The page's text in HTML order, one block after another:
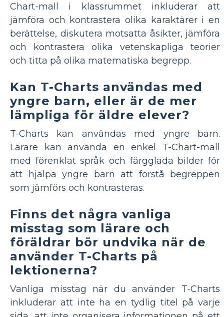
Chart-mall i klassrummet inkluderar att
jämföra och kontrastera olika karaktärer i en
berättelse, diskutera motsatta åsikter, jämföra
och kontrastera olika vetenskapliga teorier
och titta på olika matematiska begrepp.
Kan T-Charts användas med
yngre barn, eller är de mer
lämpliga för äldre elever?
T-Charts kan användas med yngre barn.
Lärare kan använda en enkel T-Chart-mall
med förenklat språk och färgglada bilder för
att hjälpa yngre barn att förstå begreppen
som jämförs och kontrasteras.
Finns det några vanliga
misstag som lärare och
föräldrar bör undvika när de
använder T-Charts på
lektionerna?
Vanliga misstag när du använder T-Charts
inkluderar att inte ha en tydlig titel på varje